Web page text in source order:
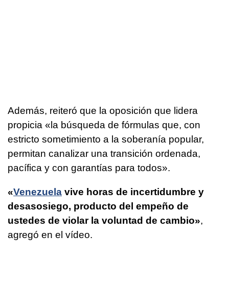
Además, reiteró que la oposición que lidera
propicia «la búsqueda de fórmulas que, con
estricto sometimiento a la soberanía popular,
permitan canalizar una transición ordenada,
pacífica y con garantías para todos».
«Venezuela vive horas de incertidumbre y
desasosiego, producto del empeño de
ustedes de violar la voluntad de cambio»,
agregó en el vídeo.